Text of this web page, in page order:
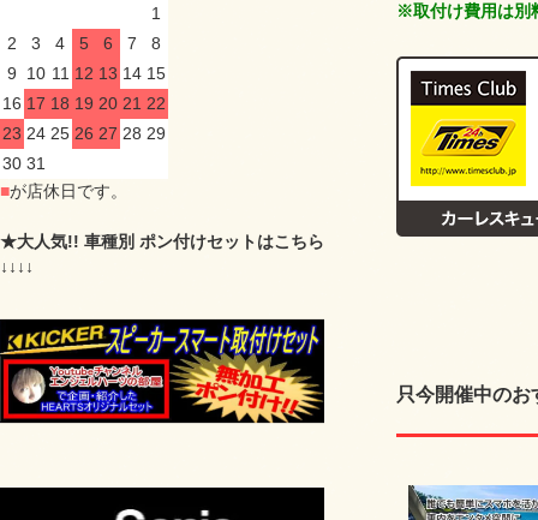
1
2
3 4 5 6 7
8
9
10 11 12 13 14 15
16 17 18 19 20 21 22
23 24 25 26 27 28 29
30 31
■が店休日です。
★大人気!! 車種別 ポン付けセットはこちら
↓↓↓↓
※取付け費用は別
只今開催中の